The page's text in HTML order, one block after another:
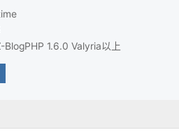
BlogPHP 1.6.0 Valyria以上